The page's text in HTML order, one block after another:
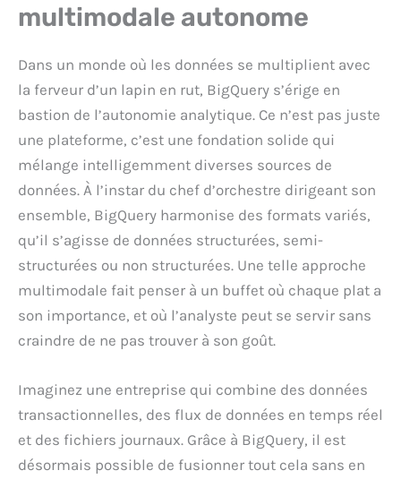
multimodale autonome
Dans un monde où les données se multiplient avec
la ferveur d’un lapin en rut, BigQuery s’érige en
bastion de l’autonomie analytique. Ce n’est pas juste
une plateforme, c’est une fondation solide qui
mélange intelligemment diverses sources de
données. À l’instar du chef d’orchestre dirigeant son
ensemble, BigQuery harmonise des formats variés,
qu’il s’agisse de données structurées, semi-
structurées ou non structurées. Une telle approche
multimodale fait penser à un buffet où chaque plat a
son importance, et où l’analyste peut se servir sans
craindre de ne pas trouver à son goût.
Imaginez une entreprise qui combine des données
transactionnelles, des flux de données en temps réel
et des fichiers journaux. Grâce à BigQuery, il est
désormais possible de fusionner tout cela sans en